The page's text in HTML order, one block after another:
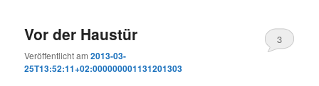
Vor der Haustür
Veröffentlicht am2013-03-
25T13:52:11+02:000000001131201303
3